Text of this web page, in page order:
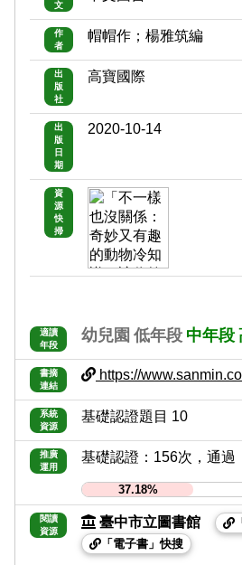
文
作
者
帽帽作；楊雅筑編
出
版
社
高寶國際
出
版
日
期
2020-10-14
資
源
快
掃
適讀
年段
幼兒園 低年段 中年段
書摘
連結
https://
系統
資源
基礎認證題目 10
推廣
運用
基礎認證：156次，通過
37.18%
閱讀
資源
臺中市立圖書館
「電子書」快搜